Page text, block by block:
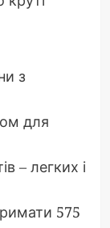
з
для
– легких і
575